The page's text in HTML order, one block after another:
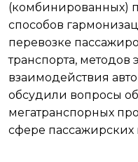
(комбинированных)
способов
перевозке
транспорта, методов
взаимодействия
обсудили вопросы
мегатранспорных
сфере пассажирских